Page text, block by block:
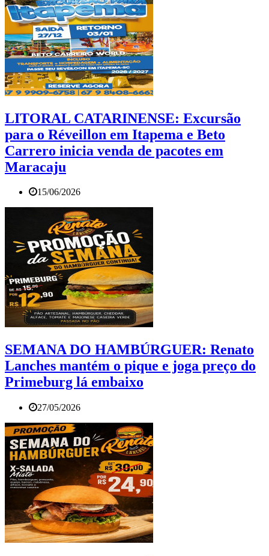
LITORAL CATARINENSE: Excursão
para o Réveillon em Itapema e Beto
Carrero inicia venda de pacotes em
Maracaju
15/06/2026
SEMANA DO HAMBÚRGUER: Renato
Lanches mantém o pique e joga preço do
Primeburg lá embaixo
27/05/2026